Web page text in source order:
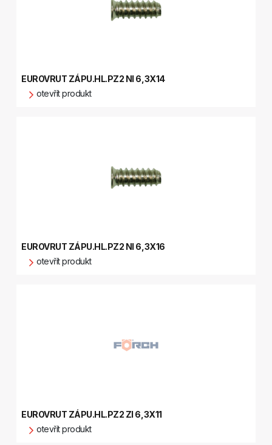
EUROVRUT ZÁPU.HL.PZ2 NI 6,3X14
otevřít produkt
EUROVRUT ZÁPU.HL.PZ2 NI 6,3X16
otevřít produkt
EUROVRUT ZÁPU.HL.PZ2 ZI 6,3X11
otevřít produkt